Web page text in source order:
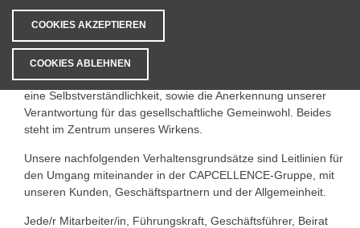
Verantwortungsvolles, ethisch vertretbares und rechtmäßiges
Handeln ist in unserer Unternehmensphilosophie und somit in
unserem unternehmerischen Handeln fest verankert. Es bildet
eine wesentliche Grundlage für unseren langfristigen
Unternehmenserfolg. Das Einhalten von Gesetzen ist für uns
eine Selbstverständlichkeit, sowie die Anerkennung unserer
Verantwortung für das gesellschaftliche Gemeinwohl. Beides
steht im Zentrum unseres Wirkens.
Unsere nachfolgenden Verhaltensgrundsätze sind Leitlinien für
den Umgang miteinander in der CAPCELLENCE-Gruppe, mit
unseren Kunden, Geschäftspartnern und der Allgemeinheit.
Jede/r Mitarbeiter/in, Führungskraft, Geschäftsführer, Beirat
COOKIES AKZEPTIEREN
COOKIES ABLEHNEN